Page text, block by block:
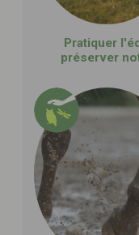
Pratiquer
préserver